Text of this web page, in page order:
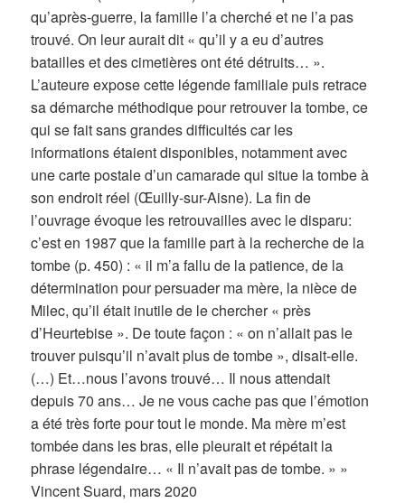
qu’après-guerre, la famille l’a cherché et ne l’a pas
trouvé. On leur aurait dit « qu’il y a eu d’autres
batailles et des cimetières ont été détruits… ».
L’auteure expose cette légende familiale puis retrace
sa démarche méthodique pour retrouver la tombe, ce
qui se fait sans grandes difficultés car les
informations étaient disponibles, notamment avec
une carte postale d’un camarade qui situe la tombe à
son endroit réel (Œuilly-sur-Aisne). La fin de
l’ouvrage évoque les retrouvailles avec le disparu:
c’est en 1987 que la famille part à la recherche de la
tombe (p. 450) : « il m’a fallu de la patience, de la
détermination pour persuader ma mère, la nièce de
Milec, qu’il était inutile de le chercher « près
d’Heurtebise ». De toute façon : « on n’allait pas le
trouver puisqu’il n’avait plus de tombe », disait-elle.
(…) Et…nous l’avons trouvé… Il nous attendait
depuis 70 ans… Je ne vous cache pas que l’émotion
a été très forte pour tout le monde. Ma mère m’est
tombée dans les bras, elle pleurait et répétait la
phrase légendaire… « Il n’avait pas de tombe. » »
Vincent Suard, mars 2020